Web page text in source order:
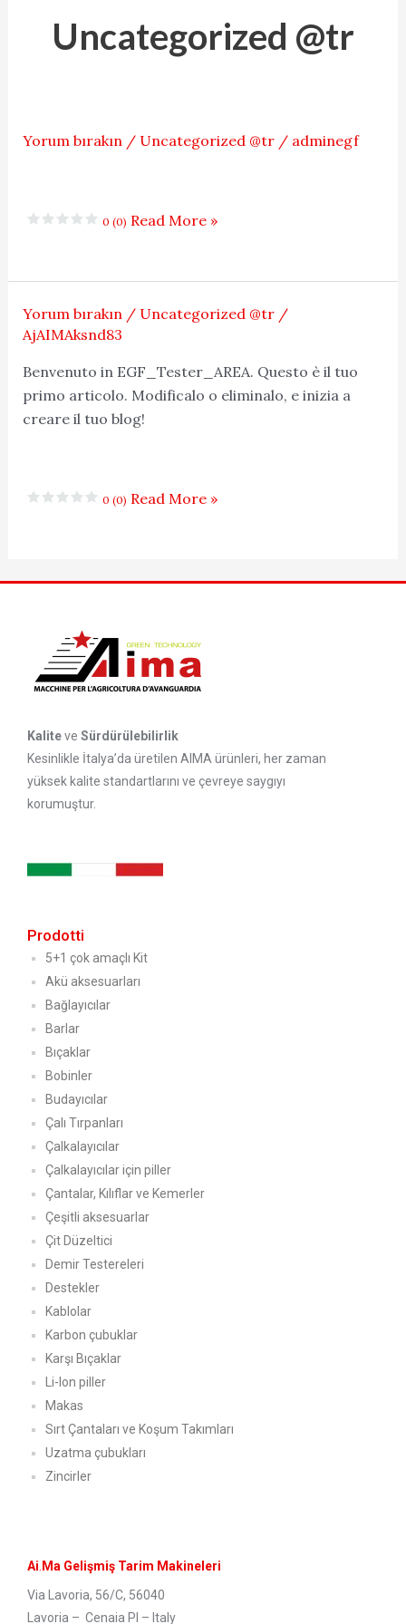
Uncategorized @tr
Yorum bırakın / Uncategorized @tr/ adminegf
Etkinlikler/Fuarlar
0 (0) Read More »
Yorum bırakın / Uncategorized @tr/
AjAIMAksnd83
Benvenuto in EGF_Tester_AREA. Questo è il tuo
primo articolo. Modificalo o eliminalo, e inizia a
creare il tuo blog!
Ciao
mondo!
0 (0) Read More »
Kaliteve Sürdürülebilirlik
Kesinlikle İtalya’da üretilen AIMA ürünleri, her zaman
yüksek kalite standartlarını ve çevreye saygıyı
korumuştur.
Prodotti
5+1 çok amaçlı Kit
Akü aksesuarları
Bağlayıcılar
Barlar
Bıçaklar
Bobinler
Budayıcılar
Çalı Tırpanları
Çalkalayıcılar
Çalkalayıcılar için piller
Çantalar, Kılıflar ve Kemerler
Çeşitli aksesuarlar
Çit Düzeltici
Demir Testereleri
Destekler
Kablolar
Karbon çubuklar
Karşı Bıçaklar
Li-Ion piller
Makas
Sırt Çantaları ve Koşum Takımları
Uzatma çubukları
Zincirler
Ai Ma Gelişmiş Tarim Makineleri
Via Lavoria, 56/C, 56040
Lavoria – Cenaia PI – Italy